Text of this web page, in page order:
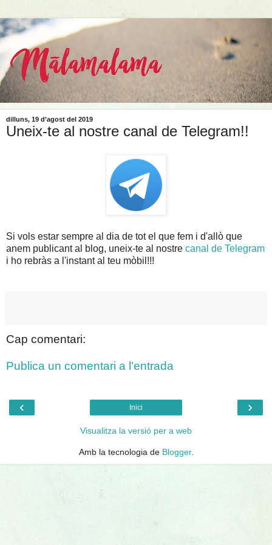
dilluns, 19 d’agost del 2019
Uneix-te al nostre canal de Telegram!!
Si vols estar sempre al dia de tot el que fem i d'allò que
anem publicant al blog, uneix-te al nostre canal de Telegram
i ho rebràs a l'instant al teu mòbil!!!
Cap comentari:
Publica un comentari a l'entrada
‹ ›
Inici
Visualitza la versió per a web
Amb la tecnologia de Blogger.